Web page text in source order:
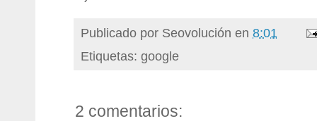
Publicado por Seovolución en 8:01
Etiquetas: google
2 comentarios: